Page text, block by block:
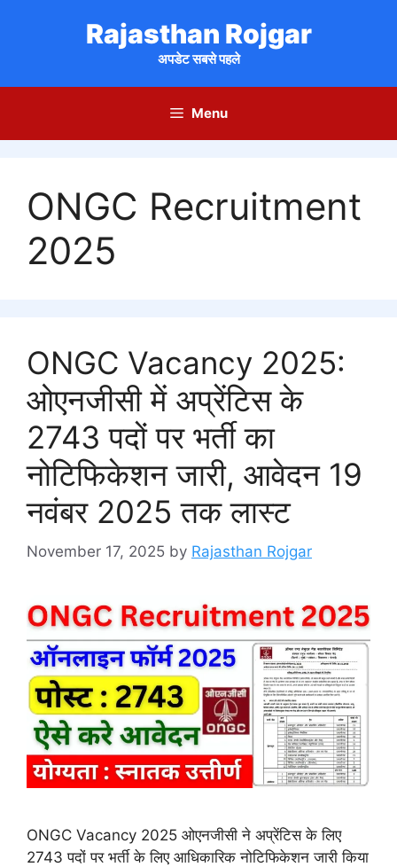
Rajasthan Rojgar
अपडेट सबसे पहले
Menu
ONGC Recruitment
2025
ONGC Vacancy 2025:
ओएनजीसी में अप्रेंटिस के
2743 पदों पर भर्ती का
नोटिफिकेशन जारी, आवेदन 19
नवंबर 2025 तक लास्ट
November 17, 2025 by Rajasthan Rojgar
ONGC Vacancy 2025 ओएनजीसी ने अप्रेंटिस के लिए
2743 पदों पर भर्ती के लिए आधिकारिक नोटिफिकेशन जारी किया